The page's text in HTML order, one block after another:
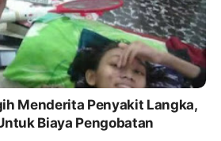
Menderita Penyakit Langka,
Biaya Pengobatan